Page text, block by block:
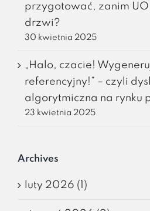
przygotować, zanim
drzwi?
30 kwietnia 2025
„Halo, czacie!
referencyjny!” – czyli
algorytmiczna na rynku
23 kwietnia 2025
Archives
luty 2026 (1)